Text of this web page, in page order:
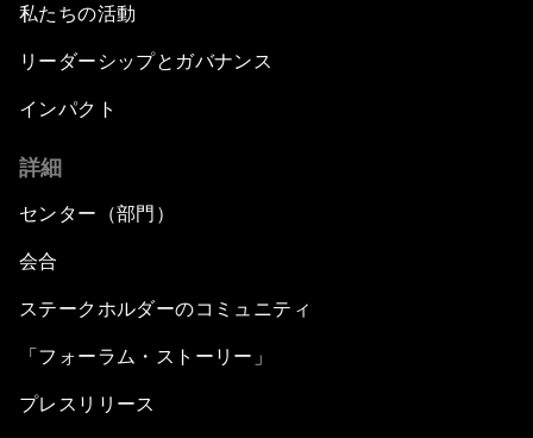
私たちの活動
リーダーシップとガバナンス
インパクト
詳細
センター（部門）
会合
ステークホルダーのコミュニティ
「フォーラム・ストーリー」
プレスリリース